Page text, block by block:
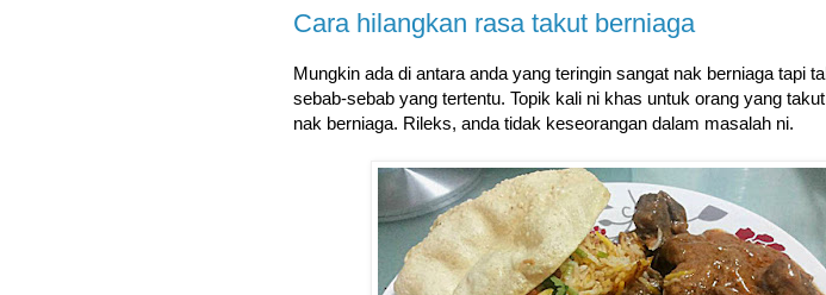
Cara hilangkan rasa takut berniaga
Mungkin ada di antara anda yang teringin sangat nak berniaga tapi
sebab-sebab yang tertentu. Topik kali ni khas untuk orang yang
nak berniaga. Rileks, anda tidak keseorangan dalam masalah ni.